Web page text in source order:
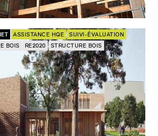
ASSISTANCE HQE
SUIVI-ÉVALUATION
BOIS RE2020 STRUCTURE BOIS